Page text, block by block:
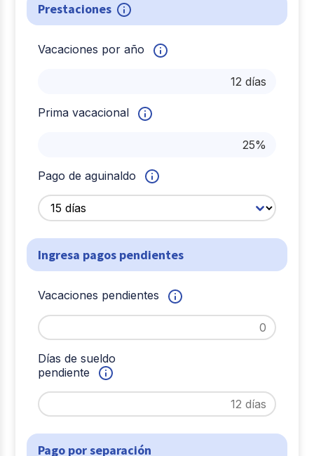
Prestaciones
Vacaciones por año
Prima vacacional
Pago de aguinaldo
Ingresa pagos pendientes
Vacaciones pendientes
Días de sueldo
pendiente
Pago por separación